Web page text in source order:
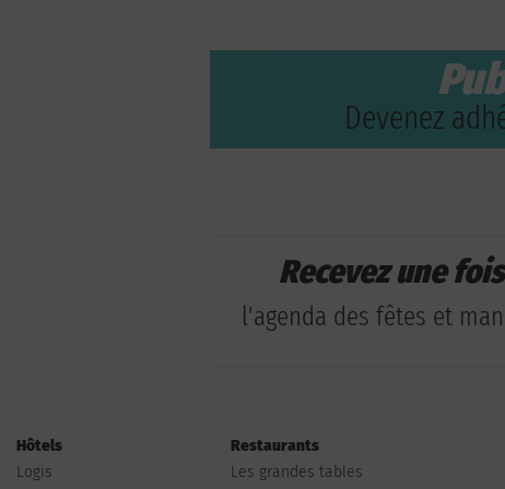
Devenez
Recevez une
l'agenda des fêtes et
Hôtels
Logis
Restaurants
Les grandes tables